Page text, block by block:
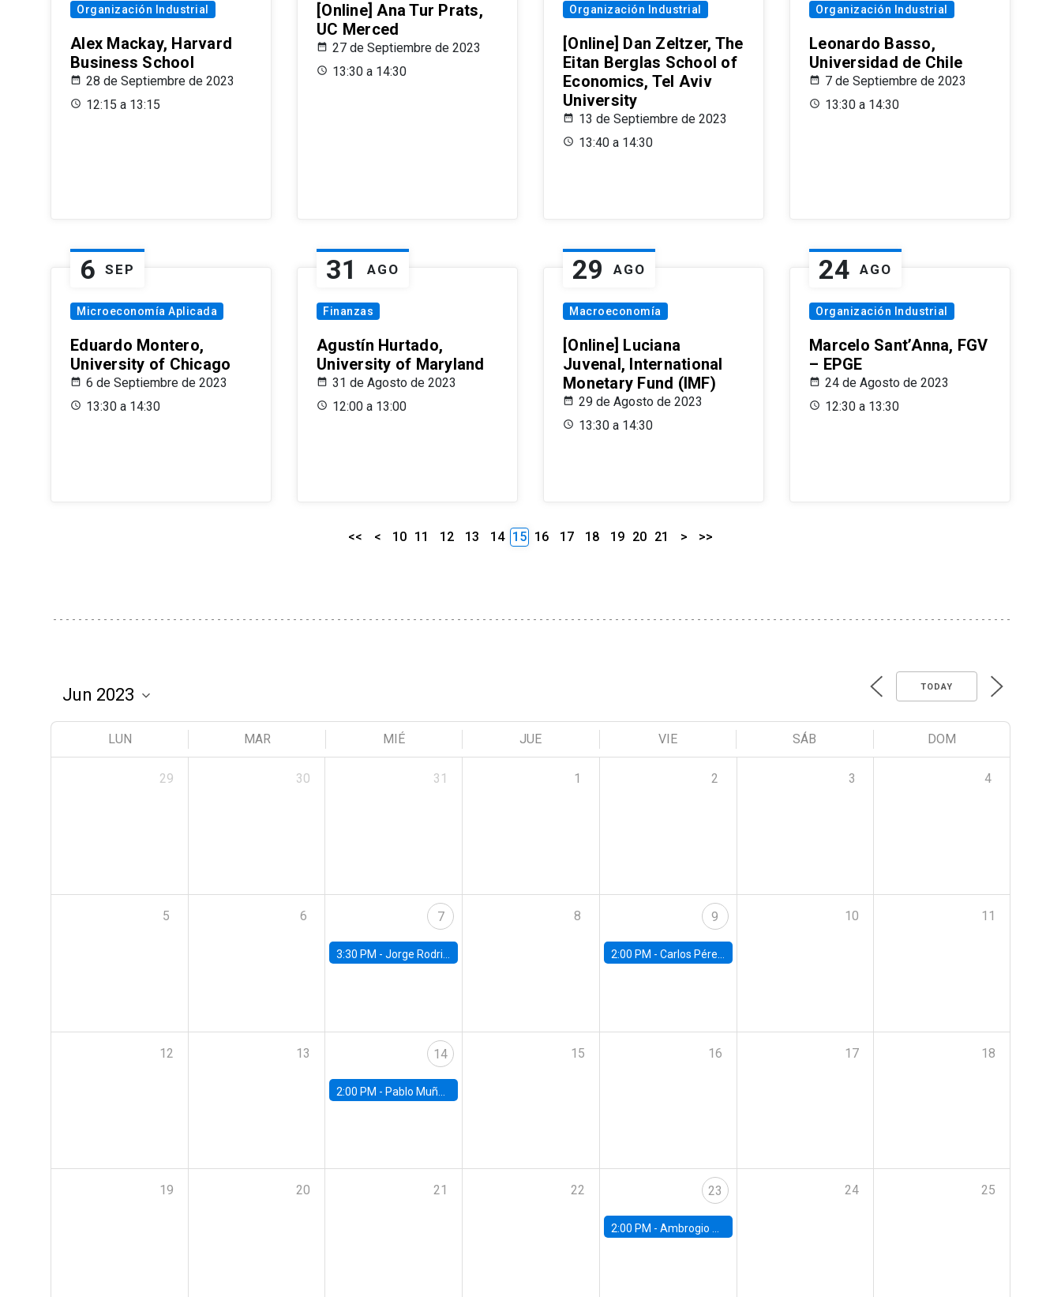
Organización Industrial
Alex Mackay, Harvard
Business School
28 de Septiembre de 2023
12:15 a 13:15
[Online] Ana Tur Prats,
UC Merced
27 de Septiembre de 2023
13:30 a 14:30
Organización Industrial
[Online] Dan Zeltzer, The
Eitan Berglas School of
Economics, Tel Aviv
University
13 de Septiembre de 2023
13:40 a 14:30
Organización Industrial
Leonardo Basso,
Universidad de Chile
7 de Septiembre de 2023
13:30 a 14:30
6 SEP
Microeconomía Aplicada
Eduardo Montero,
University of Chicago
6 de Septiembre de 2023
13:30 a 14:30
31 AGO
Finanzas
Agustín Hurtado,
University of Maryland
31 de Agosto de 2023
12:00 a 13:00
29 AGO
Macroeconomía
[Online] Luciana
Juvenal, International
Monetary Fund (IMF)
29 de Agosto de 2023
13:30 a 14:30
24 AGO
Organización Industrial
Marcelo Sant’Anna, FGV
– EPGE
24 de Agosto de 2023
12:30 a 13:30
<< < 10 11 12 13 14 15 16 17 18 19 20 21 > >>
TODAY
LUN MAR MIÉ JUE VIE SÁB DOM
29 30 31 1 2 3 4
5 6 7
3:30 PM -Jorge Rodriguez, Universidad de Los Andes
8 9
2:00 PM - Carlos Pérez, Universidad Finis Terrae
10 11
12 13 14
2:00 PM - Pablo Muñoz, Universidad de Chile
15 16 17 18
19 20 21 22 23
2:00 PM - Ambrogio Cesa-Bianchi, Bank of England
24 25